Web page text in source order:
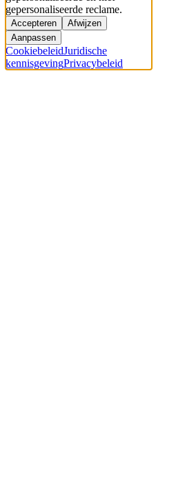
gepersonaliseerde reclame.
Accepteren
Afwijzen
Aanpassen
CookiebeleidJuridische
kennisgevingPrivacybeleid